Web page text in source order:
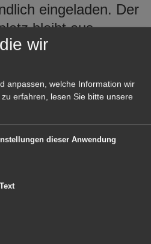
eingeladen. Der
bleibt aus
Autoverkehr an
6 Uhr bis 20 Uhr
und
wir
anpassen, welche Information wir
erfahren, lesen Sie bitte unsere
dieser Anwendung